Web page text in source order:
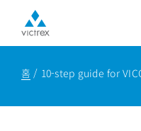
홈 10-step guide for